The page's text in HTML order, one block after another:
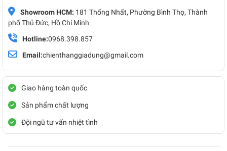
Showroom HCM: 181 Thống Nhất, Phường Bình Thọ, Thành
phố Thủ Đức, Hồ Chí Minh
Hotline:0968.398.857
Email:chienthanggiadung@gmail.com
Giao hàng toàn quốc
Sản phẩm chất lượng
Đội ngũ tư vấn nhiệt tình